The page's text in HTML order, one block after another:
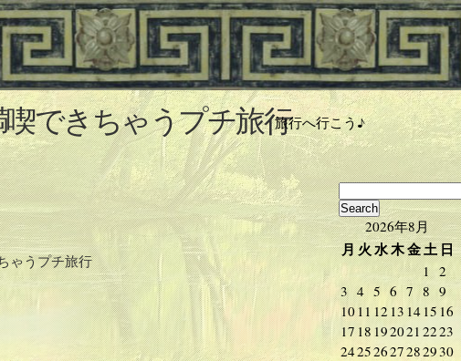
できちゃうプチ旅行旅行へ行こう♪
ゃうプチ旅行
2026年8月
月火水木金土日
1 2
3 4 5 6 7 8 9
10111213141516
1718192021 2223
24252627282930